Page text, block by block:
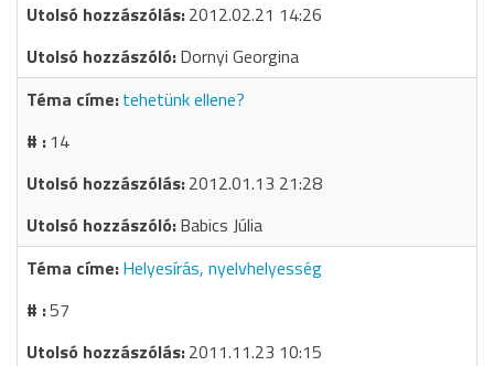
2012.02.21 14:26
Dornyi Georgina
tehetünk ellene?
14
2012.01.13 21:28
Babics Júlia
Helyesírás, nyelvhelyesség
57
2011.11.23 10:15